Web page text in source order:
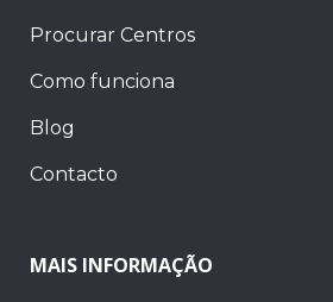
Procurar Centros
Como funciona
Blog
Contacto
MAIS INFORMAÇÃO